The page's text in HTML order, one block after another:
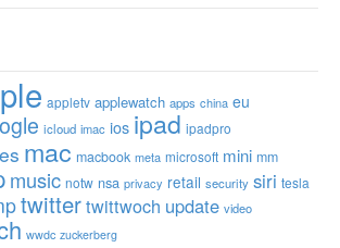
appletv applewatch apps china eu
icloud imac ios ipad ipadpro
mac macbook meta microsoft mini mm
music notw nsa privacy retail security siri tesla
twittertwittwoch update video
wwdc zuckerberg